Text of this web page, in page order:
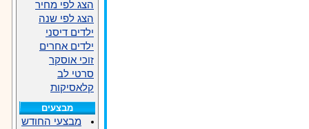
הצג לפי מחיר
הצג לפי שנה
ילדים דיסני
ילדים אחרים
זוכי אוסקר
סרטי לב
קלאסיקות
מבצעים
מבצעי החודש